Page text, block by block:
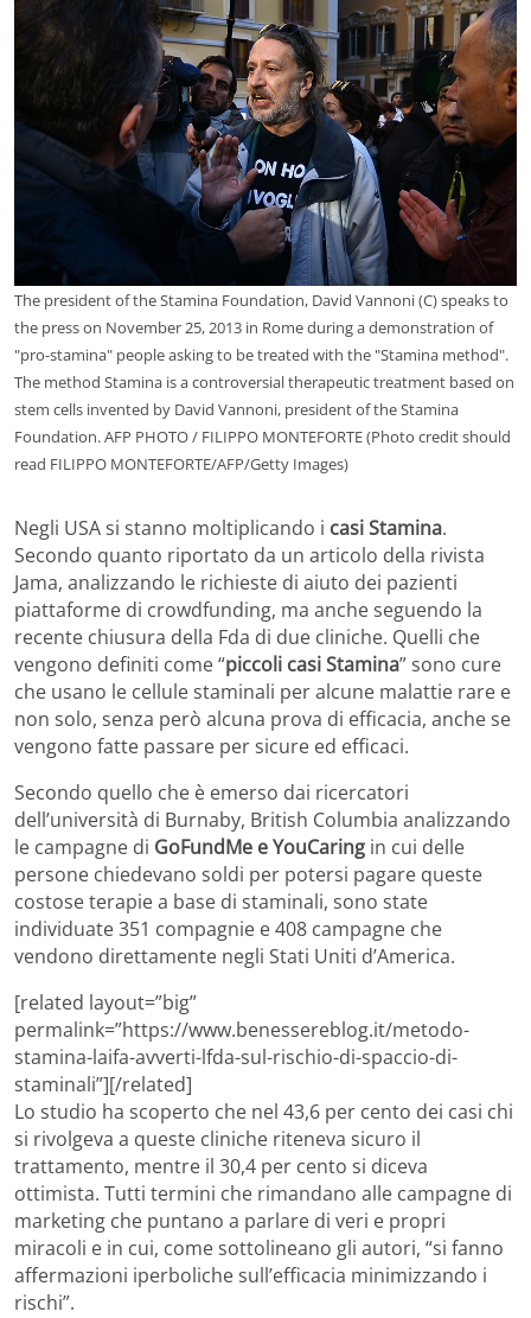
The president of the Stamina Foundation, David Vannoni (C) speaks to
the press on November 25, 2013 in Rome during a demonstration of
"pro-stamina" people asking to be treated with the "Stamina method".
The method Stamina is a controversial therapeutic treatment based on
stem cells invented by David Vannoni, president of the Stamina
Foundation. AFP PHOTO / FILIPPO MONTEFORTE (Photo credit should
read FILIPPO MONTEFORTE/AFP/Getty Images)
Negli USA si stanno moltiplicando i casi Stamina.
Secondo quanto riportato da un articolo della rivista
Jama, analizzando le richieste di aiuto dei pazienti
piattaforme di crowdfunding, ma anche seguendo la
recente chiusura della Fda di due cliniche. Quelli che
vengono definiti come “piccoli casi Stamina” sono cure
che usano le cellule staminali per alcune malattie rare e
non solo, senza però alcuna prova di efficacia, anche se
vengono fatte passare per sicure ed efficaci.
Secondo quello che è emerso dai ricercatori
dell’università di Burnaby, British Columbia analizzando
le campagne di GoFundMe e YouCaring in cui delle
persone chiedevano soldi per potersi pagare queste
costose terapie a base di staminali, sono state
individuate 351 compagnie e 408 campagne che
vendono direttamente negli Stati Uniti d’America.
[related layout=”big”
permalink=”https://www.benessereblog.it/metodo-
stamina-laifa-avverti-lfda-sul-rischio-di-spaccio-di-
staminali”][/related]
Lo studio ha scoperto che nel 43,6 per cento dei casi chi
si rivolgeva a queste cliniche riteneva sicuro il
trattamento, mentre il 30,4 per cento si diceva
ottimista. Tutti termini che rimandano alle campagne di
marketing che puntano a parlare di veri e propri
miracoli e in cui, come sottolineano gli autori, “si fanno
affermazioni iperboliche sull’efficacia minimizzando i
rischi”.